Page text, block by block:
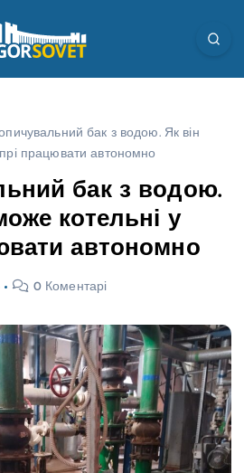
бак з водою. Як він
працювати автономно
бак з водою.
котельні у
автономно
0 Коментарі